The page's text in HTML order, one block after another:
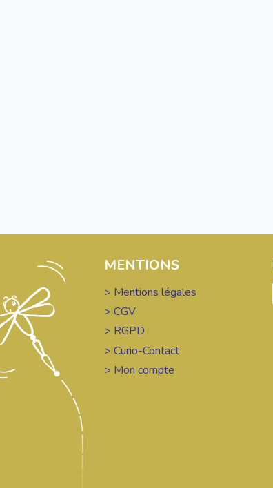
MENTIONS
> Mentions légales
> CGV
> RGPD
> Curio-Contact
> Mon compte